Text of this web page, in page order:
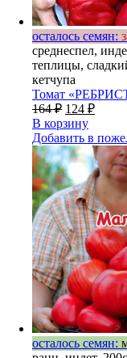
осталось семян:
среднеспел,
теплицы,
кетчупа
Томат
164₽ 124 ₽
В корзину
Добавить в
осталось семян: